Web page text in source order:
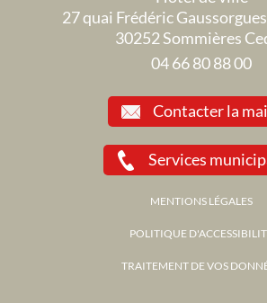
27 quai Frédéric
30252 Sommières
04 66 80 88 00
Contacter la
Services
MENTIONS LÉGALES
POLITIQUE
TRAITEMENT DE VOS